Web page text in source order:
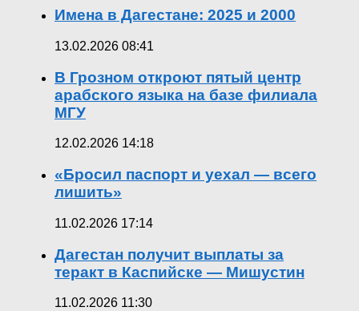
Имена в Дагестане: 2025 и 2000
13.02.2026 08:41
В Грозном откроют пятый центр
арабского языка на базе филиала
МГУ
12.02.2026 14:18
«Бросил паспорт и уехал — всего
лишить»
11.02.2026 17:14
Дагестан получит выплаты за
теракт в Каспийске — Мишустин
11.02.2026 11:30